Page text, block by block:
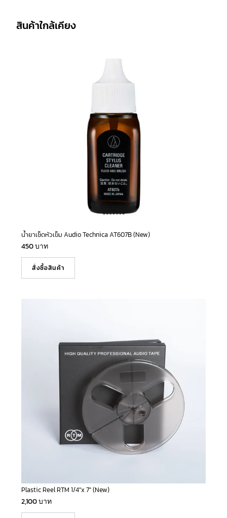
สินค้าใกล้เคียง
น้ำยาเช็ดหัวเข็ม Audio Technica AT607B (New)
450บาท
สั่งซื้อสินค้า
Plastic Reel RTM 1/4″x 7″ (New)
2,100บาท